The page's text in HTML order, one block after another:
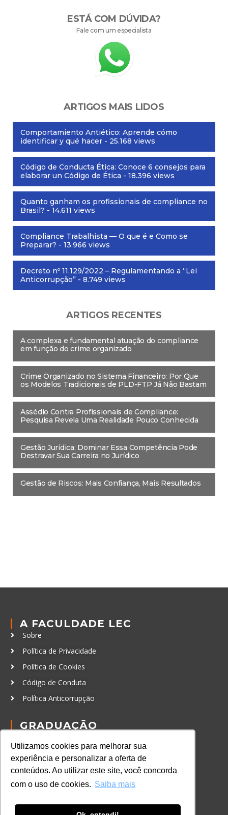
Utilizamos cookies para melhorar sua
experiência e personalizar a oferta de
conteúdos. Ao utilizar este site, você concorda
com o uso de cookies. Saiba mais
ESTÁ COM DÚVIDA?
Fale com um especialista
ARTIGOS MAIS LIDOS
Comportamiento Antiético: Aprende cómo
identificar y qué hacer - 25.168 views
Código de Conducta Ética: Conoce 6 consejos para
elaborar un Código de Ética - 18.396 views
Quanto ganham os profissionais de compliance no
Brasil? - 14.611 views
Compliance Trabalhista — O que é e Como se
Preparar? - 13.966 views
Decreto nº 11.129/2022 – Regulamentando a “Lei
Anticorrupção” - 8.749 views
ARTIGOS RECENTES
A complexa e fundamental atuação do compliance
em função do crime organizado
Crime Organizado no Sistema Financeiro: Por Que
os Modelos Tradicionais de PLD-FTP Já Não Bastam
Assédio Contra Profissionais de Compliance:
Pesquisa Revela Uma Realidade Pouco Conhecida
Gestão Jurídica: Dominar Essa Competência Pode
Destravar Sua Carreira no Jurídico
Gestão de Riscos: Mais Confiança, Mais Resultados
A FACULDADE LEC
Sobre
Política de Privacidade
Política de Cookies
Código de Conduta
Política Anticorrupção
GRADUAÇÃO
CURSOS, EVENTOS E
CERTIFICAÇÕES
Online